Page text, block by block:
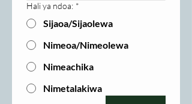
Hali ya ndoa: *
Sijaoa/Sijaolewa
Nimeoa/Nimeolewa
Nimeachika
Nimetalakiwa